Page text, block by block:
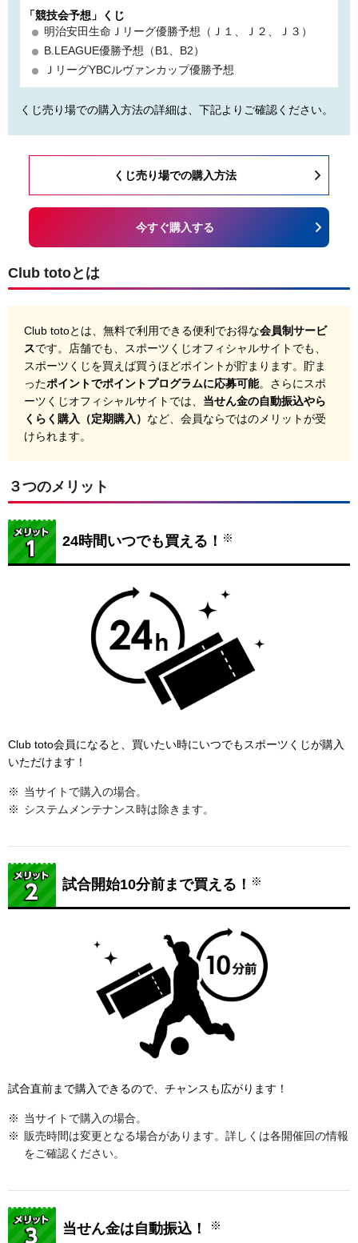
「競技会予想」くじ
明治安田生命Ｊリーグ優勝予想（Ｊ１、Ｊ２、Ｊ３）
B.LEAGUE優勝予想（B1、B2）
ＪリーグYBCルヴァンカップ優勝予想
くじ売り場での購入方法の詳細は、下記よりご確認ください。
くじ売り場での購入方法
今すぐ購入する
Club totoとは
Club totoとは、無料で利用できる便利でお得な会員制サービ
スです。店舗でも、スポーツくじオフィシャルサイトでも、
スポーツくじを買えば買うほどポイントが貯まります。貯ま
ったポイントでポイントプログラムに応募可能。さらにスポ
ーツくじオフィシャルサイトでは、 当せん金の自動振込やら
くらく購入（定期購入） など、会員ならではのメリットが受
けられます。
３つのメリット
24時間いつでも買える！ ※
Club toto会員になると、買いたい時にいつでもスポーツくじが購入
いただけます！
当サイトで購入の場合。
システムメンテナンス時は除きます。
試合開始10分前まで買える！ ※
試合直前まで購入できるので、チャンスも広がります！
当サイトで購入の場合。
販売時間は変更となる場合があります。詳しくは各開催回の情報
をご確認ください。
当せん金は自動振込！ ※